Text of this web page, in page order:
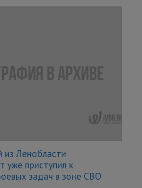
из Ленобласти
уже приступил к
задач в зоне СВО